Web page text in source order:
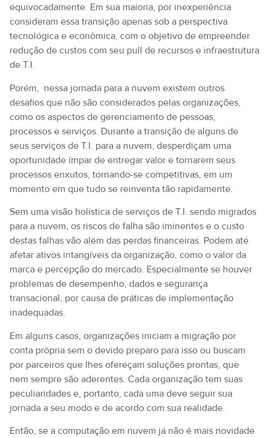
equivocadamente. Em sua maioria, por inexperiência
consideram essa transição apenas sob a perspectiva
tecnológica e econômica, com o objetivo de empreender
redução de custos com seu pull de recursos e infraestrutura
de T.I.
Porém, nessa jornada para a nuvem existem outros
desafios que não são considerados pelas organizações,
como os aspectos de gerenciamento de pessoas,
processos e serviços. Durante a transição de alguns de
seus serviços de T.I. para a nuvem, desperdiçam uma
oportunidade ímpar de entregar valor e tornarem seus
processos enxutos, tornando-se competitivas, em um
momento em que tudo se reinventa tão rapidamente.
Sem uma visão holística de serviços de T.I. sendo migrados
para a nuvem, os riscos de falha são iminentes e o custo
destas falhas vão além das perdas financeiras. Podem até
afetar ativos intangíveis da organização, como o valor da
marca e percepção do mercado. Especialmente se houver
problemas de desempenho, dados e segurança
transacional, por causa de práticas de implementação
inadequadas.
Em alguns casos, organizações iniciam a migração por
conta própria sem o devido preparo para isso ou buscam
por parceiros que lhes ofereçam soluções prontas, que
nem sempre são aderentes. Cada organização tem suas
peculiaridades e, portanto, cada uma deve seguir sua
jornada a seu modo e de acordo com sua realidade.
Então, se a computação em nuvem já não é mais novidade